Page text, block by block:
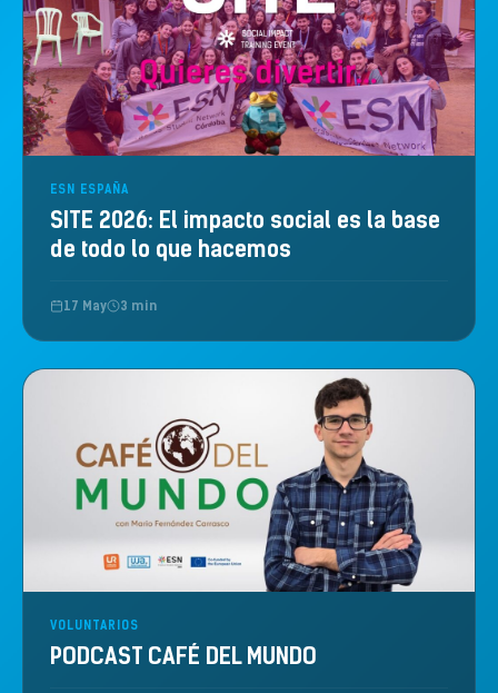
ESN ESPAÑA
SITE 2026: El impacto social es la base
de todo lo que hacemos
17 May 3 min
VOLUNTARIOS
PODCAST CAFÉ DEL MUNDO